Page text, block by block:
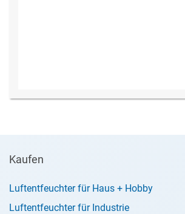
Kaufen
Luftentfeuchter für Haus + Hobby
Luftentfeuchter für Industrie